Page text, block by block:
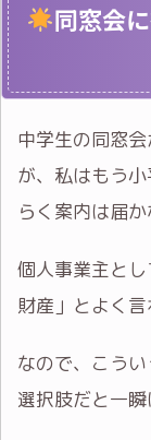
同窓会
中学生の同窓
が、私はもう
らく案内は届
個人事業主と
財産」とよく言
なので、こう
選択肢だと一瞬